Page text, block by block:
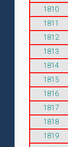
1810
1811
1812
1813
1814
1815
1816
1817
1818
1819